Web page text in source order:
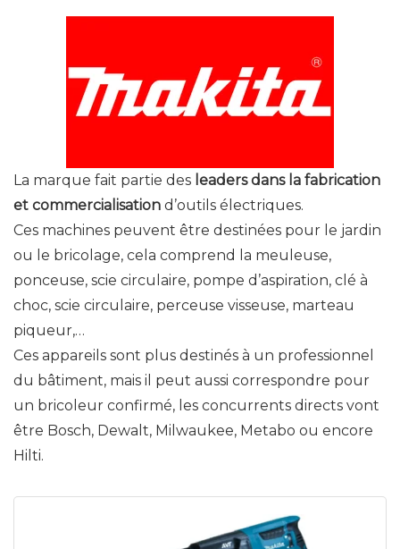
La marque fait partie des leaders dans la fabrication
et commercialisation d’outils électriques.
Ces machines peuvent être destinées pour le jardin
ou le bricolage, cela comprend la meuleuse,
ponceuse, scie circulaire, pompe d’aspiration, clé à
choc, scie circulaire, perceuse visseuse, marteau
piqueur,…
Ces appareils sont plus destinés à un professionnel
du bâtiment, mais il peut aussi correspondre pour
un bricoleur confirmé, les concurrents directs vont
être Bosch, Dewalt, Milwaukee, Metabo ou encore
Hilti.